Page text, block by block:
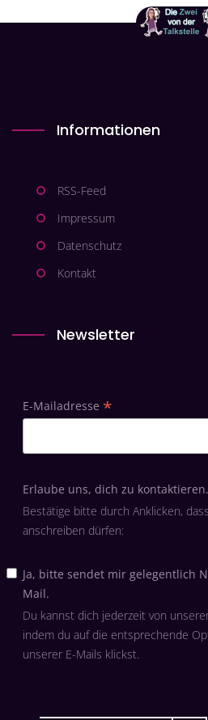
Informationen
RSS-Feed
Impressum
Datenschutz
Kontakt
Newsletter
E-Mailadresse *
Erlaube uns, dich zu kontaktieren.
Bestätige bitte durch Anklicken,
anschreiben dürfen:
Ja, bitte sendet mir gelegentlich
Mail.
Du kannst dich jederzeit von
indem du auf die entsprechende
unserer E-Mails klickst.